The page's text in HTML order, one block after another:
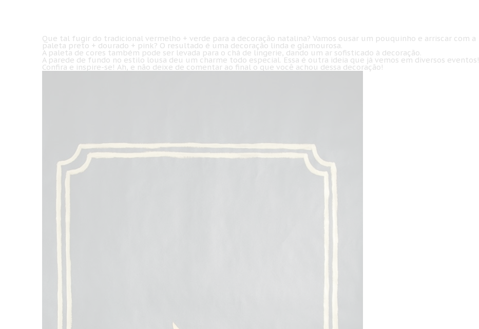
Que tal fugir do tradicional vermelho + verde para a decoração natalina? Vamos ousar um pouquinho e arriscar com a
paleta preto + dourado + pink? O resultado é uma decoração linda e glamourosa.
A paleta de cores também pode ser levada para o chá de lingerie, dando um ar sofisticado à decoração.
A parede de fundo no estilo lousa deu um charme todo especial. Essa é outra ideia que já vemos em diversos eventos!
Confira e inspire-se! Ah, e não deixe de comentar ao final o que você achou dessa decoração!